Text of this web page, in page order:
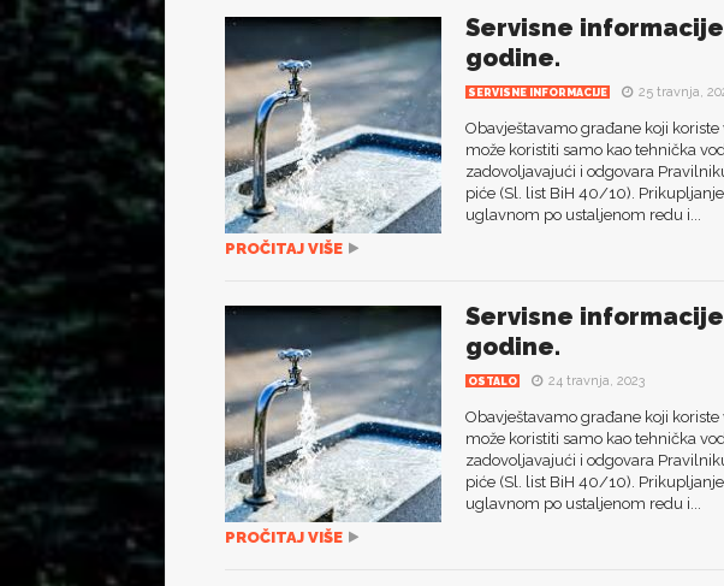
Servisne informacije
godine.
SERVISNE INFORMACIJE 25 travnja,
Obavještavamo građane koji
može koristiti samo kao tehnička
zadovoljavajući i odgovara
piće (Sl. list BiH 40/10).
uglavnom po ustaljenom redu i...
PROČITAJ VIŠE
Servisne
godine.
OSTALO 24 travnja, 2023
Obavještavamo građane koji
može koristiti samo kao tehnička
zadovoljavajući i odgovara
piće (Sl. list BiH 40/10).
uglavnom po ustaljenom redu i...
PROČITAJ VIŠE